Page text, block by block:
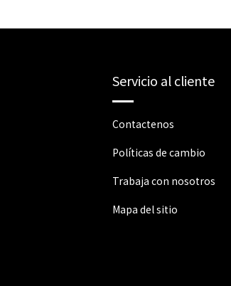
Servicio al cliente
Contactenos
Políticas de cambio
Trabaja con nosotros
Mapa del sitio